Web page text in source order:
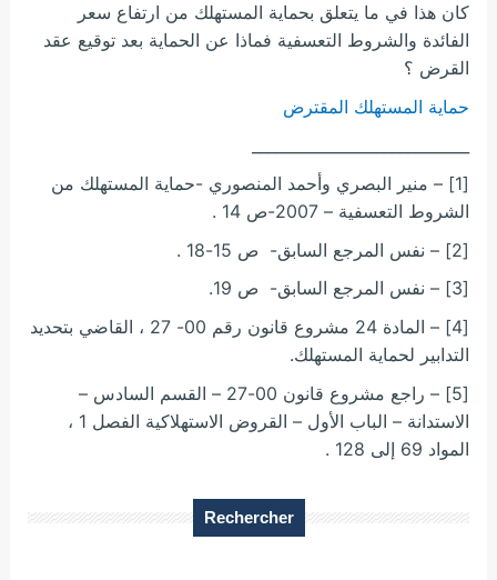
كان هذا في ما يتعلق بحماية المستهلك من ارتفاع سعر
الفائدة والشروط التعسفية فماذا عن الحماية بعد توقيع عقد
القرض ؟
حماية المستهلك المقترض
[1] – منير البصري وأحمد المنصوري -حماية المستهلك من
الشروط التعسفية – 2007-ص 14 .
[2] – نفس المرجع السابق- ص 15-18 .
[3] – نفس المرجع السابق- ص 19.
[4] – المادة 24 مشروع قانون رقم 00- 27 ، القاضي بتحديد
التدابير لحماية المستهلك.
[5] – راجع مشروع قانون 00-27 – القسم السادس –
الاستدانة – الباب الأول – القروض الاستهلاكية الفصل 1 ،
المواد 69 إلى 128 .
Rechercher